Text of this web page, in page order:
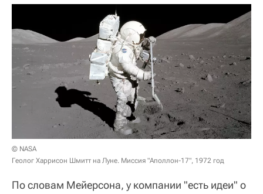
© NASA
Геолог Харрисон Шмитт на Луне. Миссия "Аполлон-17", 1972 год
По словам Мейерсона, у компании "есть идеи" о